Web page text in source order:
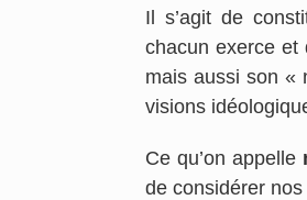
Il s’agit de
chacun exerce et
mais aussi son «
visions
Ce qu’on appelle
de considérer